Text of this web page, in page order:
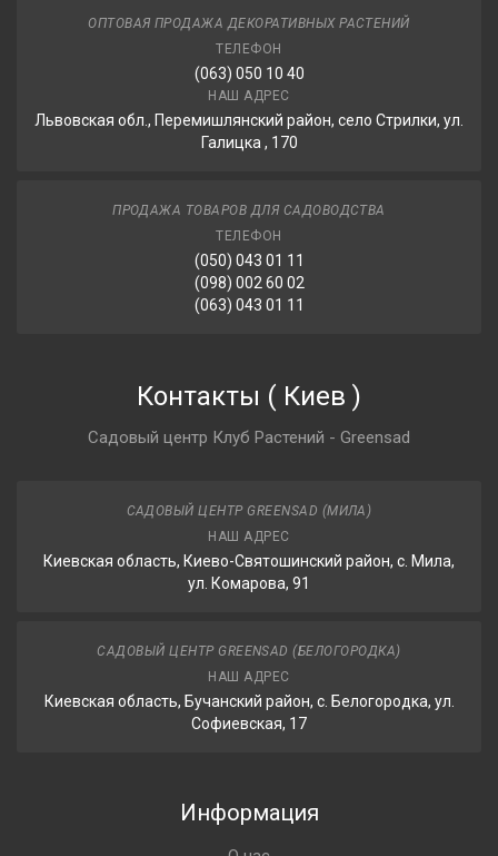
ОПТОВАЯ ПРОДАЖА ДЕКОРАТИВНЫХ РАСТЕНИЙ
ТЕЛЕФОН
(063) 050 10 40
НАШ АДРЕС
Львовская обл., Перемишлянский район, село Стрилки, ул.
Галицка , 170
ПРОДАЖА ТОВАРОВ ДЛЯ САДОВОДСТВА
ТЕЛЕФОН
(050) 043 01 11
(098) 002 60 02
(063) 043 01 11
Контакты ( Киев )
Садовый центр Клуб Растений - Greensad
САДОВЫЙ ЦЕНТР GREENSAD (МИЛА)
НАШ АДРЕС
Киевская область, Киево-Святошинский район, с. Мила,
ул. Комарова, 91
САДОВЫЙ ЦЕНТР GREENSAD (БЕЛОГОРОДКА)
НАШ АДРЕС
Киевская область, Бучанский район, с. Белогородка, ул.
Софиевская, 17
Информация